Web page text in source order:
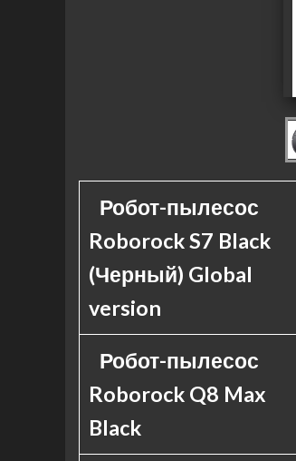
Робот-пылесос
Roborock S7 Black
(Черный) Global
version
Робот-пылесос
Roborock Q8 Max
Black